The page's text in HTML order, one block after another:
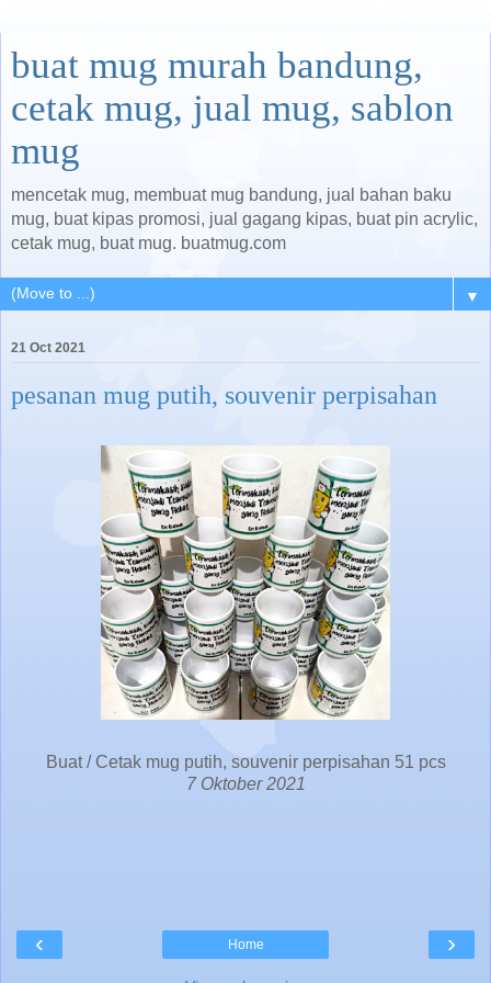
buat mug murah bandung,
cetak mug, jual mug, sablon
mug
mencetak mug, membuat mug bandung, jual bahan baku
mug, buat kipas promosi, jual gagang kipas, buat pin acrylic,
cetak mug, buat mug. buatmug.com
▼
21 Oct 2021
pesanan mug putih, souvenir perpisahan
Buat / Cetak mug putih, souvenir perpisahan 51 pcs
7 Oktober 2021
‹ ›
Home